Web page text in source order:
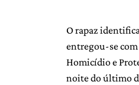
O rapaz
entregou-se com
Homicídio e
noite do último